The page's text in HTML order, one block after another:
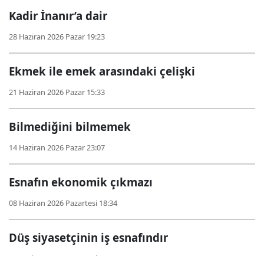
Kadir İnanır’a dair
28 Haziran 2026 Pazar 19:23
Ekmek ile emek arasındaki çelişki
21 Haziran 2026 Pazar 15:33
Bilmediğini bilmemek
14 Haziran 2026 Pazar 23:07
Esnafın ekonomik çıkmazı
08 Haziran 2026 Pazartesi 18:34
Düş siyasetçinin iş esnafındır